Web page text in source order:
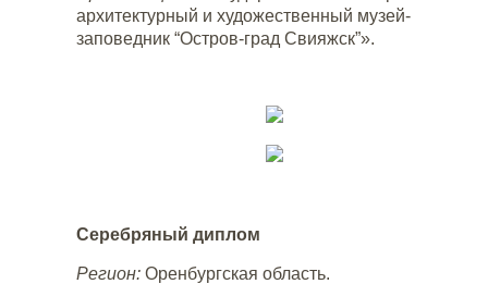
архитектурный и художественный музей-
заповедник “Остров-град Свияжск”».
Серебряный диплом
Регион: Оренбургская область.